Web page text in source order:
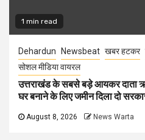
1 min read
Dehardun Newsbeat खबर हटकर
सोशल मीडिया वायरल
उत्तराखंड के सबसे बड़े आयकर दाता
घर बनाने के लिए जमीन दिला दो
August 8, 2026 News Warta